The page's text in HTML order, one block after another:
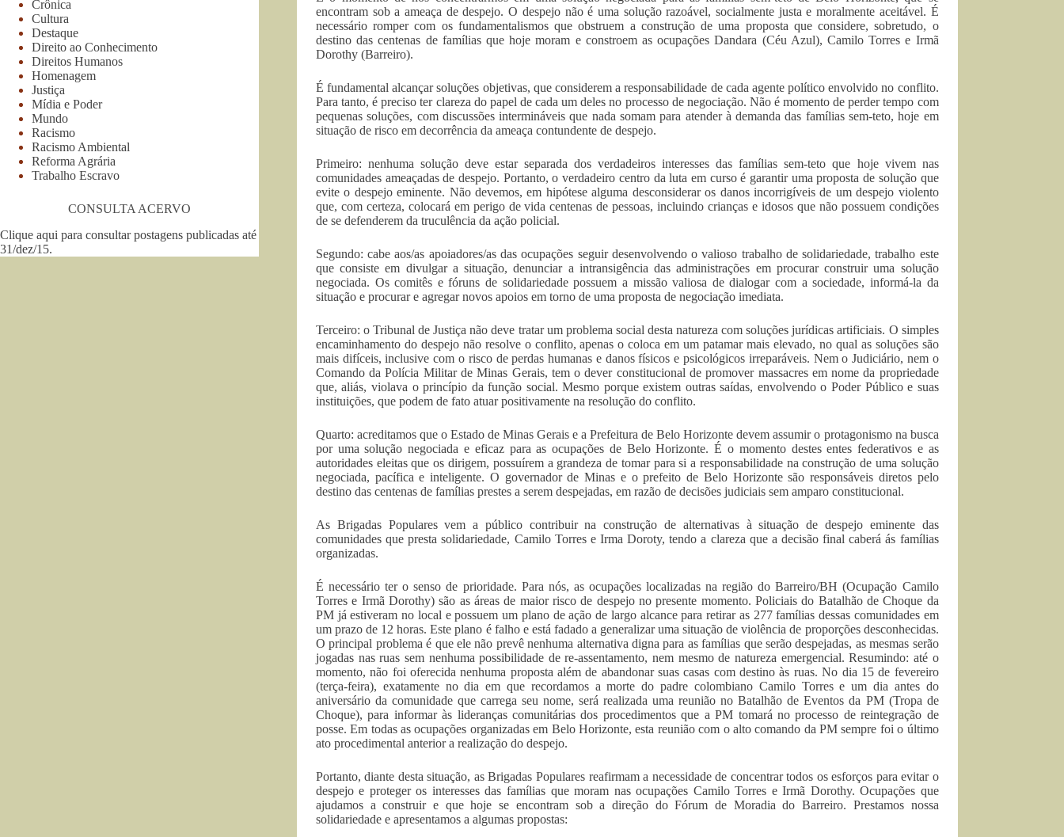
encontram sob a ameaça de despejo. O despejo não é uma solução razoável, socialmente justa e moralmente aceitável. É
necessário romper com os fundamentalismos que obstruem a construção de uma proposta que considere, sobretudo, o
destino das centenas de famílias que hoje moram e constroem as ocupações Dandara (Céu Azul), Camilo Torres e Irmã
Dorothy (Barreiro).
É fundamental alcançar soluções objetivas, que considerem a responsabilidade de cada agente político envolvido no conflito.
Para tanto, é preciso ter clareza do papel de cada um deles no processo de negociação. Não é momento de perder tempo com
pequenas soluções, com discussões intermináveis que nada somam para atender à demanda das famílias sem-teto, hoje em
situação de risco em decorrência da ameaça contundente de despejo.
Primeiro: nenhuma solução deve estar separada dos verdadeiros interesses das famílias sem-teto que hoje vivem nas
comunidades ameaçadas de despejo. Portanto, o verdadeiro centro da luta em curso é garantir uma proposta de solução que
evite o despejo eminente. Não devemos, em hipótese alguma desconsiderar os danos incorrigíveis de um despejo violento
que, com certeza, colocará em perigo de vida centenas de pessoas, incluindo crianças e idosos que não possuem condições
de se defenderem da truculência da ação policial.
Segundo: cabe aos/as apoiadores/as das ocupações seguir desenvolvendo o valioso trabalho de solidariedade, trabalho este
que consiste em divulgar a situação, denunciar a intransigência das administrações em procurar construir uma solução
negociada. Os comitês e fóruns de solidariedade possuem a missão valiosa de dialogar com a sociedade, informá-la da
situação e procurar e agregar novos apoios em torno de uma proposta de negociação imediata.
Terceiro: o Tribunal de Justiça não deve tratar um problema social desta natureza com soluções jurídicas artificiais. O simples
encaminhamento do despejo não resolve o conflito, apenas o coloca em um patamar mais elevado, no qual as soluções são
mais difíceis, inclusive com o risco de perdas humanas e danos físicos e psicológicos irreparáveis. Nem o Judiciário, nem o
Comando da Polícia Militar de Minas Gerais, tem o dever constitucional de promover massacres em nome da propriedade
que, aliás, violava o princípio da função social. Mesmo porque existem outras saídas, envolvendo o Poder Público e suas
instituições, que podem de fato atuar positivamente na resolução do conflito.
Quarto: acreditamos que o Estado de Minas Gerais e a Prefeitura de Belo Horizonte devem assumir o protagonismo na busca
por uma solução negociada e eficaz para as ocupações de Belo Horizonte. É o momento destes entes federativos e as
autoridades eleitas que os dirigem, possuírem a grandeza de tomar para si a responsabilidade na construção de uma solução
negociada, pacífica e inteligente. O governador de Minas e o prefeito de Belo Horizonte são responsáveis diretos pelo
destino das centenas de famílias prestes a serem despejadas, em razão de decisões judiciais sem amparo constitucional.
As Brigadas Populares vem a público contribuir na construção de alternativas à situação de despejo eminente das
comunidades que presta solidariedade, Camilo Torres e Irma Doroty, tendo a clareza que a decisão final caberá ás famílias
organizadas.
É necessário ter o senso de prioridade. Para nós, as ocupações localizadas na região do Barreiro/BH (Ocupação Camilo
Torres e Irmã Dorothy) são as áreas de maior risco de despejo no presente momento. Policiais do Batalhão de Choque da
PM já estiveram no local e possuem um plano de ação de largo alcance para retirar as 277 famílias dessas comunidades em
um prazo de 12 horas. Este plano é falho e está fadado a generalizar uma situação de violência de proporções desconhecidas.
O principal problema é que ele não prevê nenhuma alternativa digna para as famílias que serão despejadas, as mesmas serão
jogadas nas ruas sem nenhuma possibilidade de re-assentamento, nem mesmo de natureza emergencial. Resumindo: até o
momento, não foi oferecida nenhuma proposta além de abandonar suas casas com destino às ruas. No dia 15 de fevereiro
(terça-feira), exatamente no dia em que recordamos a morte do padre colombiano Camilo Torres e um dia antes do
aniversário da comunidade que carrega seu nome, será realizada uma reunião no Batalhão de Eventos da PM (Tropa de
Choque), para informar às lideranças comunitárias dos procedimentos que a PM tomará no processo de reintegração de
posse. Em todas as ocupações organizadas em Belo Horizonte, esta reunião com o alto comando da PM sempre foi o último
ato procedimental anterior a realização do despejo.
Portanto, diante desta situação, as Brigadas Populares reafirmam a necessidade de concentrar todos os esforços para evitar o
despejo e proteger os interesses das famílias que moram nas ocupações Camilo Torres e Irmã Dorothy. Ocupações que
ajudamos a construir e que hoje se encontram sob a direção do Fórum de Moradia do Barreiro. Prestamos nossa
solidariedade e apresentamos a algumas propostas:
Crônica
Cultura
Destaque
Direito ao Conhecimento
Direitos Humanos
Homenagem
Justiça
Mídia e Poder
Mundo
Racismo
Racismo Ambiental
Reforma Agrária
Trabalho Escravo
CONSULTA ACERVO
Clique aqui para consultar postagens publicadas até
31/dez/15.